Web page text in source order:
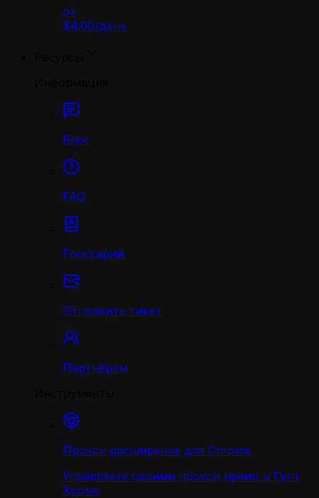
от
$4.00/день
Блог
FAQ
Глоссарий
Отправить тикет
Партнёрам
Прокси расширение для Chrome
Управляете своими прокси прямо в Гугл
Хроме